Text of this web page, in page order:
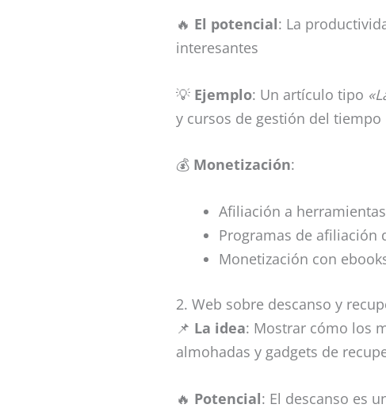
🔥 El potencial: La
interesantes
💡 Ejemplo: Un artículo tipo
y cursos de gestión del tiempo
💰 Monetización:
Afiliación a
Programas de afiliación
Monetización con
2. Web sobre descanso y
📌 La idea: Mostrar cómo los
almohadas y gadgets de
🔥 Potencial: El descanso es